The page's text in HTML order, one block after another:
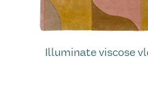
Illuminate viscose